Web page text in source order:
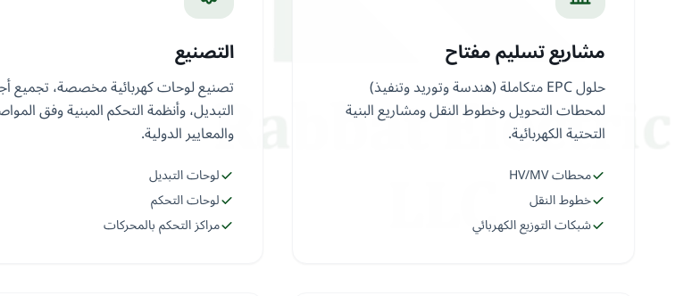
مشاريع تسليم مفتاح
حلول EPC متكاملة (هندسة وتوريد وتنفيذ)
لمحطات التحويل وخطوط النقل ومشاريع البنية
التحتية الكهربائية.
محطات HV/MV
خطوط النقل
شبكات التوزيع الكهربائي
التصنيع
تصنيع لوحات كهربائية مخصصة، تجميع
التبديل، وأنظمة التحكم المبنية وفق
والمعايير الدولية.
لوحات التبديل
لوحات التحكم
مراكز التحكم بالمحركات